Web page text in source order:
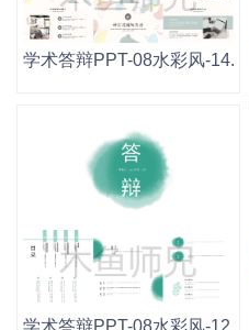
学术答辩PPT-08水彩风-
学术答辩PPT-08水彩风-